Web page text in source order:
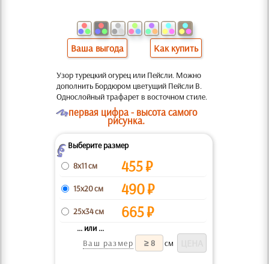
Ваша выгода Как купить
Узор турецкий огурец или Пейсли. Можно
дополнить Бордюром цветущий Пейсли В.
Однослойный трафарет в восточном стиле.
Oпервая цифра - высота самого
рисунка.
ZВыберите размер
8x11 см
455₽
15x20 см 490₽
25x34 см 665₽
... или ...
Ваш размер
см